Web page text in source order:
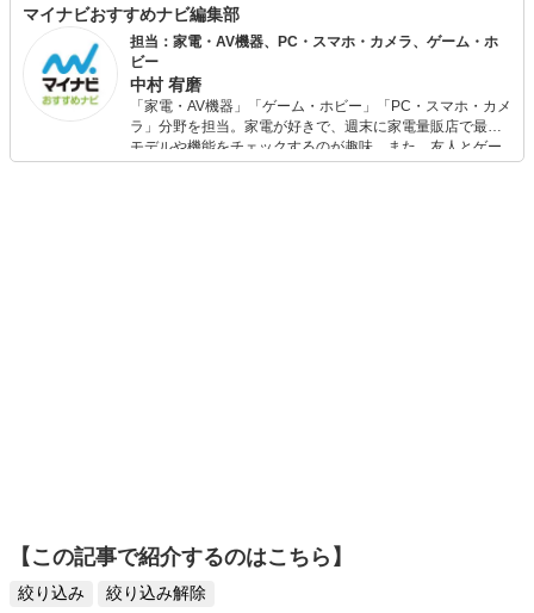
弱。 個人で年間2億円を売り上げ、数々の法人内コンテス
ト等で表彰された経験を持っています。 家電アドバイザー
の資格を有し、家電と名の付く物全てに精通しています。
家電で分からないことはありません。 現在は家電ライター
の業務も通して「全ての人が平等に良い家電に巡り会える
機会の提供」に尽力しています。
マイナビおすすめナビ編集部
担当：家電・AV機器、PC・スマホ・カメラ、ゲーム・ホ
ビー
中村 宥磨
「家電・AV機器」「ゲーム・ホビー」「PC・スマホ・カメ
ラ」分野を担当。家電が好きで、週末に家電量販店で最新
モデルや機能をチェックするのが趣味。また、友人とゲー
ムを楽しみながら、新作タイトルやイベント情報もいち早
【この記事で紹介するのはこちら】
絞り込み
絞り込み解除